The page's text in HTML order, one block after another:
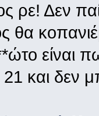
ρε! Δεν
θα
είναι
21 και